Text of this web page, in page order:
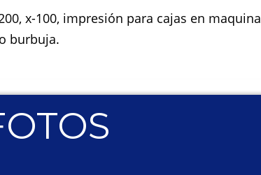
x-100, impresión para cajas en maquina
burbuja.